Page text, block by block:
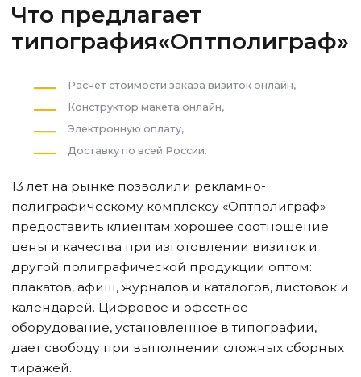
Что предлагает
типография«Оптполиграф»
Расчет стоимости заказа визиток онлайн,
Конструктор макета онлайн,
Электронную оплату,
Доставку по всей России.
13 лет на рынке позволили рекламно-
полиграфическому комплексу «Оптполиграф»
предоставить клиентам хорошее соотношение
цены и качества при изготовлении визиток и
другой полиграфической продукции оптом:
плакатов, афиш, журналов и каталогов, листовок и
календарей. Цифровое и офсетное
оборудование, установленное в типографии,
дает свободу при выполнении сложных сборных
тиражей.